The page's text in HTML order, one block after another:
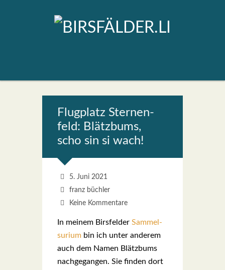
Flug­platz Ster­nen­
feld: Blätz­bums,
scho sin si wach!
5. Juni 2021
franz büchler
Keine Kommentare
In mei­nem Birs­fel­der Sam­mel­
su­ri­um bin ich unter ande­rem
auch dem Namen Blätz­bums
nach­ge­gan­gen. Sie fin­den dort